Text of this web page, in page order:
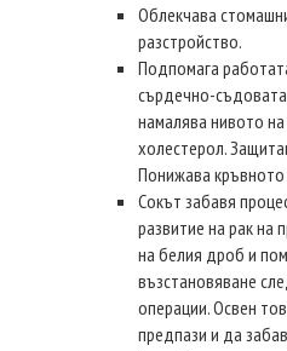
Облекчава
разстройство.
Подпомага
сърдечно-
намалява нивото
холестерол.
Понижава кръвното
Сокът забавя
развитие на рак на
на белия дроб и
възстановяване
операции. Освен
предпази и да